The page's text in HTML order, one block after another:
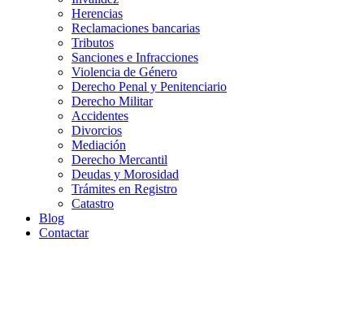
Herencias
Reclamaciones bancarias
Tributos
Sanciones e Infracciones
Violencia de Género
Derecho Penal y Penitenciario
Derecho Militar
Accidentes
Divorcios
Mediación
Derecho Mercantil
Deudas y Morosidad
Trámites en Registro
Catastro
Blog
Contactar